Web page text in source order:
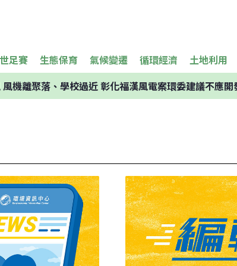
足賽 生態保育 氣候變遷 循環經濟 土地利用
風機離聚落、學校過近 彰化福漢風電案環委建議不應開